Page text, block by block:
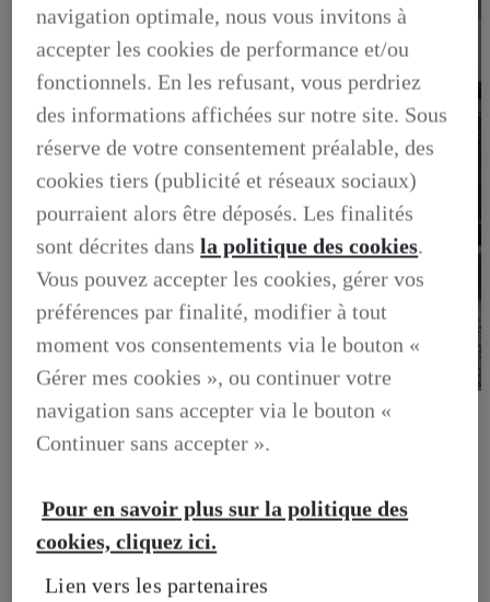
BUSINESS
DECOUVREZ NOS SOLUTIONS DEDIEES AUX
PROFESSIONNELS
VOTRE LEXUS
ENTRETIEN & REPARATION
Entretien du vehicule
Controle technique
navigation optimale, nous vous invitons à
accepter les cookies de performance et/ou
fonctionnels. En les refusant, vous perdriez
des informations affichées sur notre site. Sous
réserve de votre consentement préalable, des
cookies tiers (publicité et réseaux sociaux)
pourraient alors être déposés. Les finalités
sont décrites dansla politique des cookies.
Vous pouvez accepter les cookies, gérer vos
préférences par finalité, modifier à tout
moment vos consentements via le bouton «
Gérer mes cookies », ou continuer votre
navigation sans accepter via le bouton «
Continuer sans accepter ».
Pour en savoir plus sur la politique des
cookies, cliquez ici.
Lien vers les partenaires